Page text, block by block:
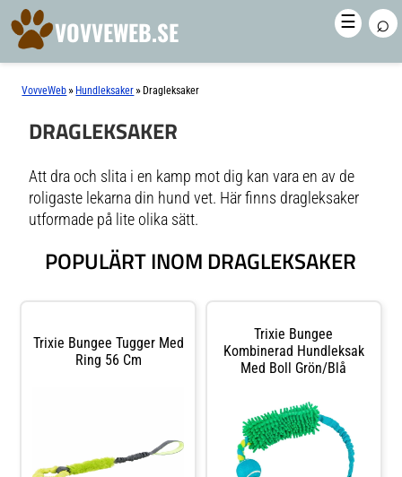
VOVVEWEB.SE ☰ ⌕
VovveWeb » Hundleksaker » Dragleksaker
DRAGLEKSAKER
Att dra och slita i en kamp mot dig kan vara en av de
roligaste lekarna din hund vet. Här finns dragleksaker
utformade på lite olika sätt.
POPULÄRT INOM DRAGLEKSAKER
Trixie Bungee Tugger Med
Ring 56 Cm
Trixie Bungee
Kombinerad Hundleksak
Med Boll Grön/Blå